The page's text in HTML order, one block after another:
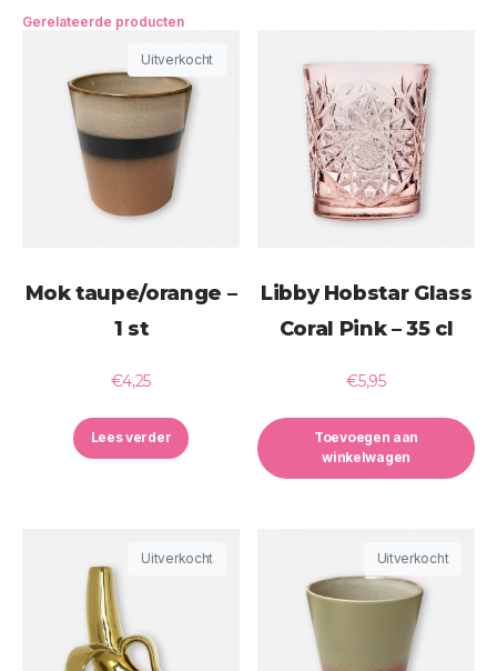
Gerelateerde producten
Uitverkocht
Mok taupe/orange –
1 st
€4,25
Lees verder
Libby Hobstar Glass
Coral Pink – 35 cl
€5,95
Toevoegen aan
winkelwagen
Uitverkocht Uitverkocht